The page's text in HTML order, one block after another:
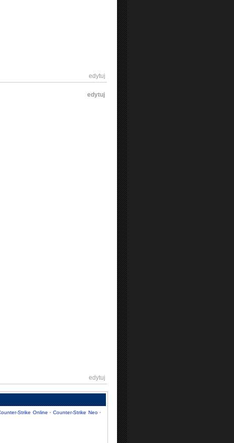
edytuj
edytuj
edytuj
Strike Online ·Counter-Strike Neo·